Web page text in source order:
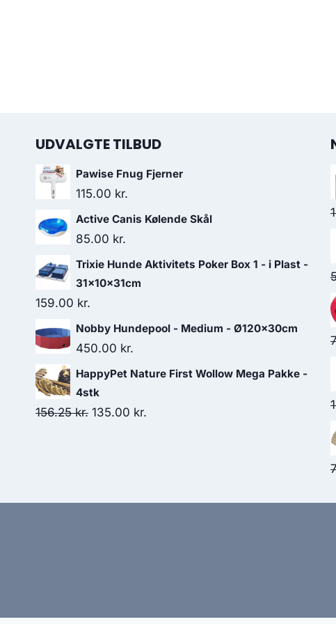
UDVALGTE TILBUD
Pawise Fnug Fjerner
115.00 kr.
Active Canis Kølende Skål
85.00 kr.
Trixie Hunde Aktivitets Poker Box 1 - i Plast -
31x10x31cm
159.00 kr.
Nobby Hundepool - Medium - Ø120x30cm
450.00 kr.
HappyPet Nature First Wollow Mega Pakke -
4stk
156.25kr. Den
135.00 kr.